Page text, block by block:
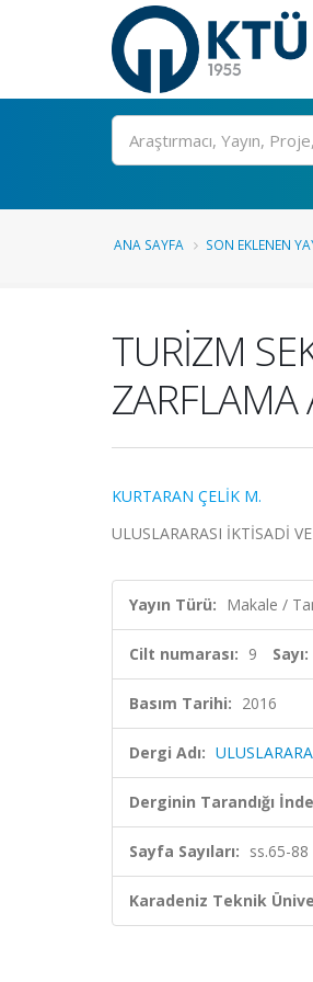
Ara
ANA SAYFA SON EKLENEN
TURİZM
ZARFLAMA
KURTARAN ÇELİK M.
ULUSLARARASI İKTİSADİ
Yayın Türü: Makale /
Cilt numarası: 9 Sayı:
Basım Tarihi: 2016
Dergi Adı:
Derginin Tarandığı
Sayfa Sayıları: ss.65-88
Karadeniz Teknik